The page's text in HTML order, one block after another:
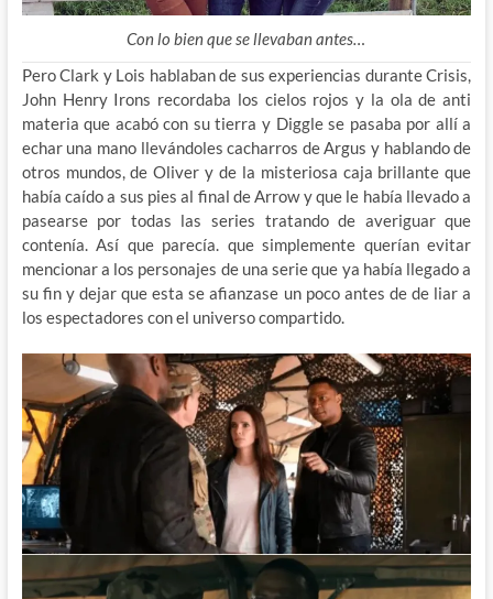
Con lo bien que se llevaban antes…
Pero Clark y Lois hablaban de sus experiencias durante Crisis,
John Henry Irons recordaba los cielos rojos y la ola de anti
materia que acabó con su tierra y Diggle se pasaba por allí a
echar una mano llevándoles cacharros de Argus y hablando de
otros mundos, de Oliver y de la misteriosa caja brillante que
había caído a sus pies al final de Arrow y que le había llevado a
pasearse por todas las series tratando de averiguar que
contenía. Así que parecía. que simplemente querían evitar
mencionar a los personajes de una serie que ya había llegado a
su fin y dejar que esta se afianzase un poco antes de de liar a
los espectadores con el universo compartido.